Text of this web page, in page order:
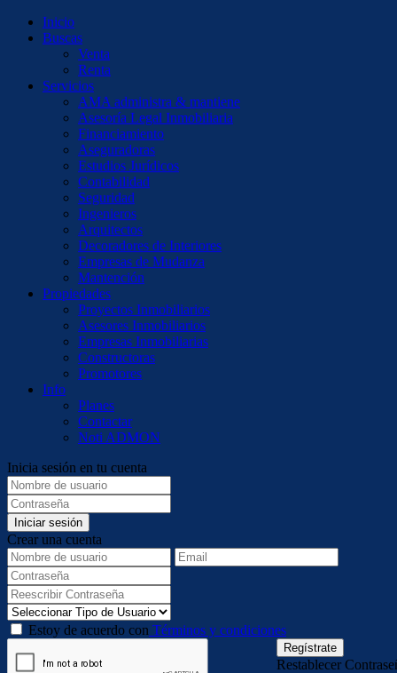
Inicio
Buscas
Venta
Renta
Servicios
AMA administra & mantiene
Asesoría Legal Inmobiliaria
Financiamiento
Aseguradoras
Estudios Jurídicos
Contabilidad
Seguridad
Ingenieros
Arquitectos
Decoradores de Interiores
Empresas de Mudanza
Mantención
Propiedades
Proyectos Inmobiliarios
Asesores Inmobiliarios
Empresas Inmobiliarias
Constructoras
Promotores
Info
Planes
Contactar
Noti ADMON
Inicia sesión en tu cuenta
Iniciar sesión
Crear una cuenta
Estoy de acuerdo con Términos y condiciones
Regístrate
Restablecer